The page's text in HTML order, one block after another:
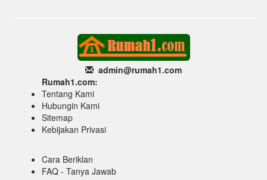
admin@rumah1.com
Rumah1.com:
Tentang Kami
Hubungin Kami
Sitemap
Kebijakan Privasi
Cara Beriklan
FAQ - Tanya Jawab